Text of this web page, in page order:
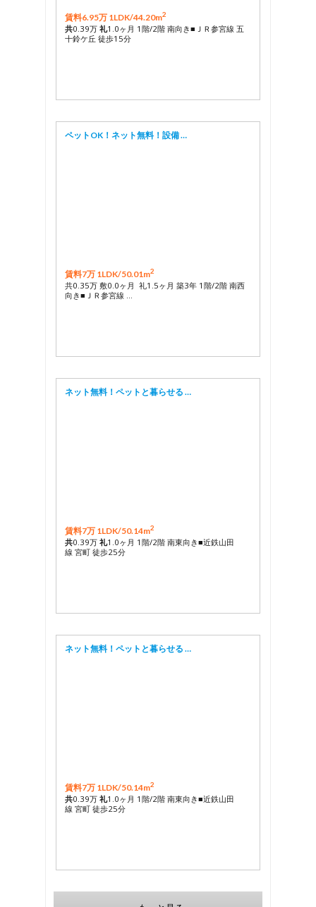
賃料6.95万 1LDK/44.20m2
共0.39万 礼1.0ヶ月 1階/2階 南向き■ＪＲ参宮線 五
十鈴ケ丘 徒歩15分
ペットOK！ネット無料！設備 …
賃料7万 1LDK/50.01m2
共0.35万 敷0.0ヶ月 礼1.5ヶ月 築3年 1階/2階 南西
向き■ＪＲ参宮線 …
ネット無料！ペットと暮らせる …
賃料7万 1LDK/50.14m2
共0.39万 礼1.0ヶ月 1階/2階 南東向き■近鉄山田
線 宮町 徒歩25分
ネット無料！ペットと暮らせる …
賃料7万 1LDK/50.14m2
共0.39万 礼1.0ヶ月 1階/2階 南東向き■近鉄山田
線 宮町 徒歩25分